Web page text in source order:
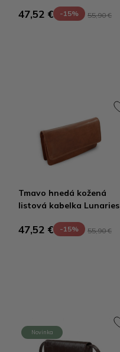
47,52 € -15% 55,90 €
Tmavo hnedá kožená
listová kabelka Lunaries
47,52 € -15% 55,90 €
Novinka